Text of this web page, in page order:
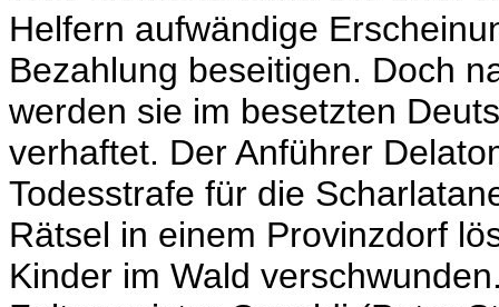
Helfern aufwändige
Bezahlung beseitigen. Doch
werden sie im besetzten
verhaftet. Der Anführer
Todesstrafe für die
Rätsel in einem Provinzdorf
Kinder im Wald